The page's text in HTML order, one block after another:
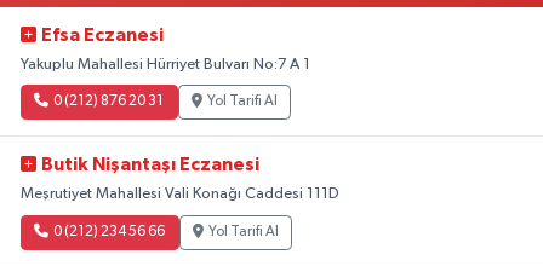
Efsa Eczanesi
Yakuplu Mahallesi Hürriyet Bulvarı No:7 A 1
0 (212) 876 20 31 Yol Tarifi Al
Butik Nişantaşı Eczanesi
Meşrutiyet Mahallesi Vali Konağı Caddesi 111D
0 (212) 234 56 66 Yol Tarifi Al